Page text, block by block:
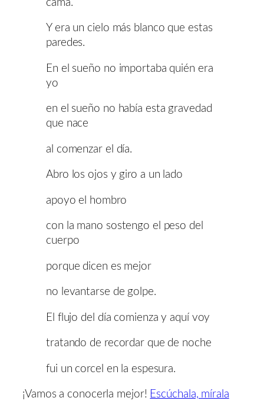
cama.
Y era un cielo más blanco que estas
paredes.
En el sueño no importaba quién era
yo
en el sueño no había esta gravedad
que nace
al comenzar el día.
Abro los ojos y giro a un lado
apoyo el hombro
con la mano sostengo el peso del
cuerpo
porque dicen es mejor
no levantarse de golpe.
El flujo del día comienza y aquí voy
tratando de recordar que de noche
fui un corcel en la espesura.
¡Vamos a conocerla mejor! Escúchala, mírala